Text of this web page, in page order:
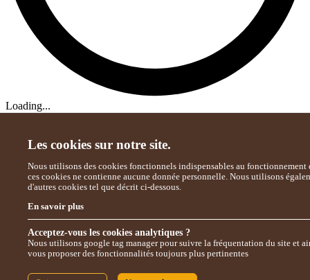
Les cookies sur notre site.
Nous utilisons des cookies fonctionnels indispensables au fonctionnement
ces cookies ne contienne aucune donnée personnelle. Nous utilisons
d'autres cookies tel que décrit ci-dessous.
En savoir plus
Acceptez-vous les cookies analytiques ?
Nous utilisons google tag manager pour suivre la fréquentation du site et
vous proposer des fonctionnalités toujours plus pertinentes
Loading...